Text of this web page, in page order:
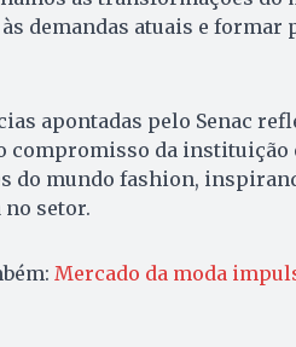
demandas atuais e
apontadas pelo Senac
compromisso da instituição
do mundo fashion,
setor.
Mercado da moda